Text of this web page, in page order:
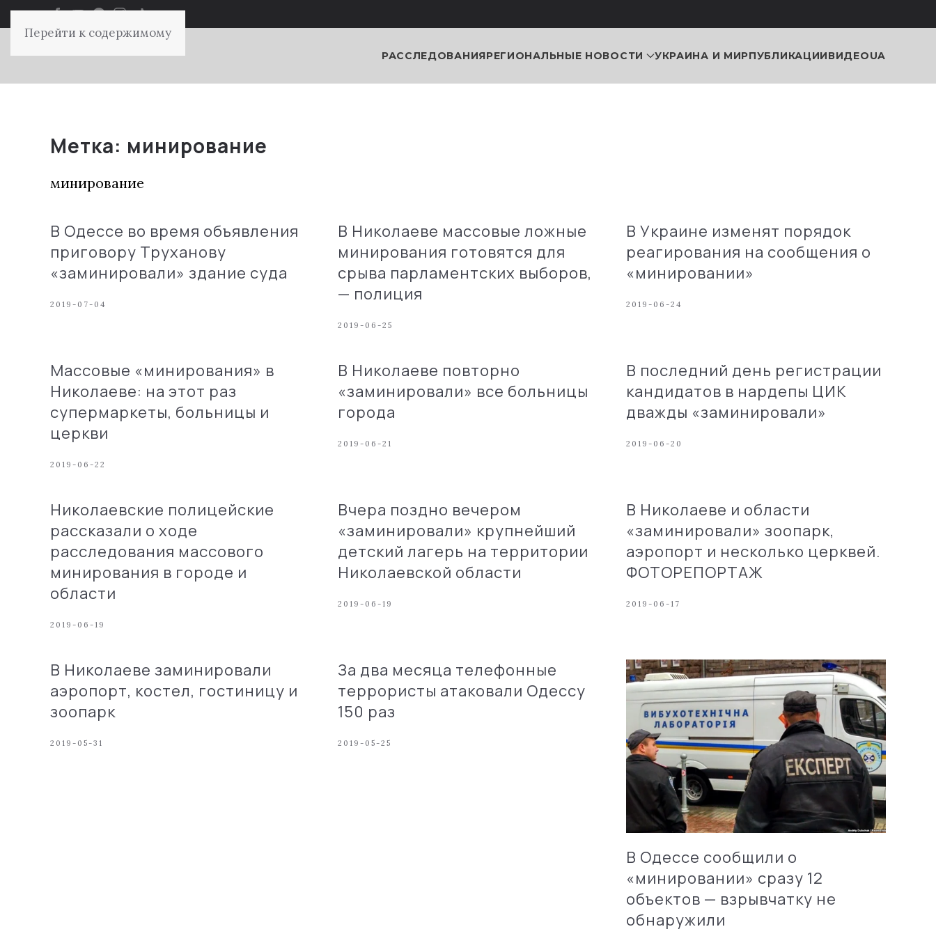
Перейти к содержимому
РАССЛЕДОВАНИЯРЕГИОНАЛЬНЫЕ НОВОСТИ УКРАИНА И МИРПУБЛИКАЦИИВИДЕОUA
Метка: минирование
минирование
В Одессе во время объявления
приговору Труханову
«заминировали» здание суда
2019-07-04
В Николаеве массовые ложные
минирования готовятся для
срыва парламентских выборов,
— полиция
2019-06-25
В Украине изменят порядок
реагирования на сообщения о
«минировании»
2019-06-24
Массовые «минирования» в
Николаеве: на этот раз
супермаркеты, больницы и
церкви
2019-06-22
В Николаеве повторно
«заминировали» все больницы
города
2019-06-21
В последний день регистрации
кандидатов в нардепы ЦИК
дважды «заминировали»
2019-06-20
Николаевские полицейские
рассказали о ходе
расследования массового
минирования в городе и
области
2019-06-19
Вчера поздно вечером
«заминировали» крупнейший
детский лагерь на территории
Николаевской области
2019-06-19
В Николаеве и области
«заминировали» зоопарк,
аэропорт и несколько церквей.
ФОТОРЕПОРТАЖ
2019-06-17
В Николаеве заминировали
аэропорт, костел, гостиницу и
зоопарк
2019-05-31
За два месяца телефонные
террористы атаковали Одессу
150 раз
2019-05-25
В Одессе сообщили о
«минировании» сразу 12
объектов — взрывчатку не
обнаружили